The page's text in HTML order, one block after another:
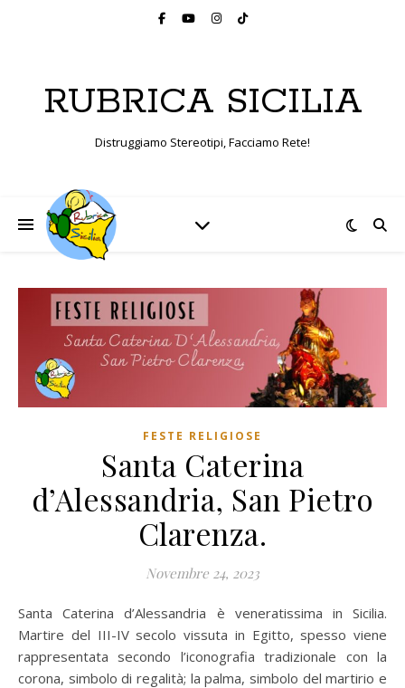
RUBRICA SICILIA
Distruggiamo Stereotipi, Facciamo Rete!
FESTE RELIGIOSE
Santa Caterina
d’Alessandria, San Pietro
Clarenza.
Novembre 24, 2023
Santa Caterina d’Alessandria è veneratissima in Sicilia.
Martire del III-IV secolo vissuta in Egitto, spesso viene
rappresentata secondo l’iconografia tradizionale con la
corona, simbolo di regalità; la palma, simbolo del martirio e